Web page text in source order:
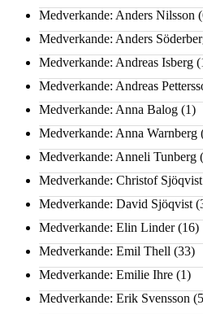
Medverkande: Anders Nilsson
Medverkande: Anders
Medverkande: Andreas Isberg
Medverkande: Andreas
Medverkande: Anna Balog (1)
Medverkande: Anna Warnberg
Medverkande: Anneli Tunberg
Medverkande: Christof Sjöqvist
Medverkande: David Sjöqvist
Medverkande: Elin Linder(16)
Medverkande: Emil Thell (33)
Medverkande: Emilie Ihre (1)
Medverkande: Erik Svensson